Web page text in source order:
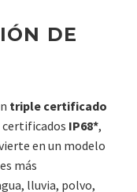
DE
triple certificado
IP68*,
en un modelo
más
lluvia, polvo,